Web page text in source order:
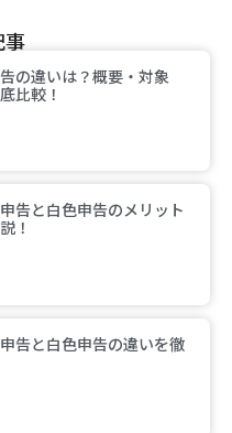
事
の違いは？概要・対象
比較！
告と白色申告のメリット
！
告と白色申告の違いを徹